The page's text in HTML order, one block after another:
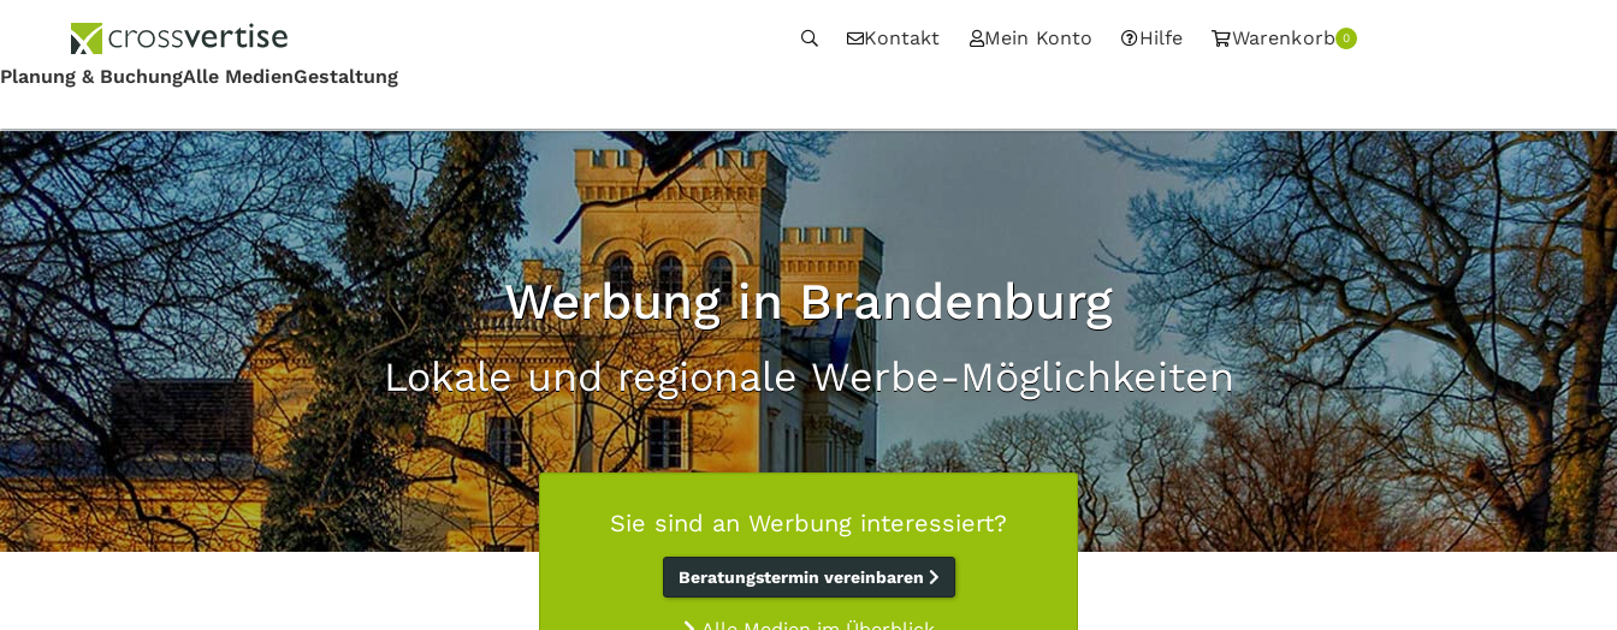
Kontakt Mein Konto Hilfe Warenkorb 0
Werbung in Brandenburg
Lokale und regionale Werbe-Möglichkeiten
Sie sind an Werbung interessiert?
Beratungstermin vereinbaren